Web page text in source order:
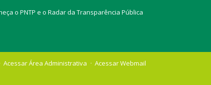
o PNTP e o Radar da Transparência Pública
Acessar Área Administrativa Acessar Webmail